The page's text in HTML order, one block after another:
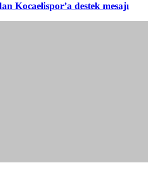
Kocaelispor’a destek mesajı